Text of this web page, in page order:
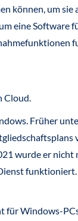
können, um sie
eine Software
Cloud.
Früher
wurde er nicht
für Windows-